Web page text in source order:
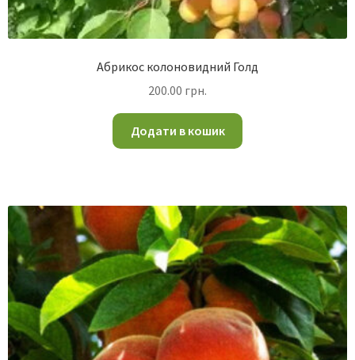
Абрикос колоновидний Голд
200.00 грн.
Додати в кошик